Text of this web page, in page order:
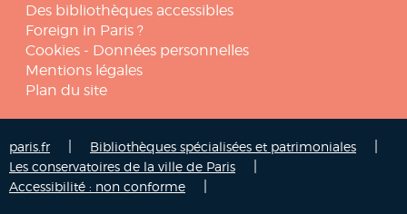
Des bibliothèques accessibles
Foreign in Paris ?
Cookies - Données personnelles
Mentions légales
Plan du site
paris.fr Bibliothèques spécialisées et patrimoniales
Les conservatoires de la ville de Paris
Accessibilité : non conforme